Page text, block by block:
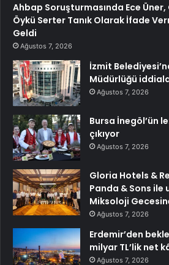
Ahbap Soruşturmasında Ece
Öykü Serter Tanık Olarak İfade
Geldi
Ağustos 7, 2026
İzmit
Müdürlüğü
Ağustos 7, 2026
Bursa İnegöl’ün
çıkıyor
Ağustos 7, 2026
Gloria Hotels &
Panda & Sons
Miksoloji
Ağustos 7, 2026
Erdemir’den
milyar TL’lik net
Ağustos 7, 2026